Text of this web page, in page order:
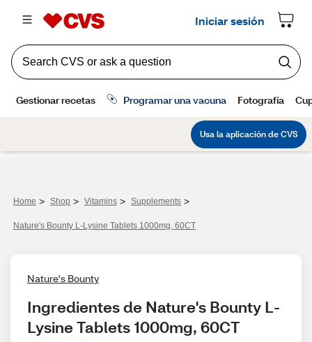
Home > Shop > Vitamins > Supplements >
Nature's Bounty L-Lysine Tablets 1000mg, 60CT
Nature's Bounty
Ingredientes de Nature's Bounty L-
Lysine Tablets 1000mg, 60CT